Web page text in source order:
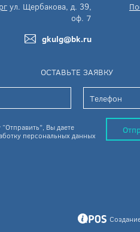
ул. Щербакова, д. 39,
оф. 7
gkulg@bk.ru
ОСТАВЬТЕ ЗАЯВКУ
Вы даете
персональных данных